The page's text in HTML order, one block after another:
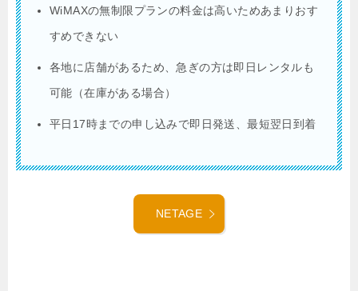
WiMAXの無制限プランの料金は高いためあまりおす
すめできない
各地に店舗があるため、急ぎの方は即日レンタルも
可能（在庫がある場合）
平日17時までの申し込みで即日発送、最短翌日到着
NETAGE